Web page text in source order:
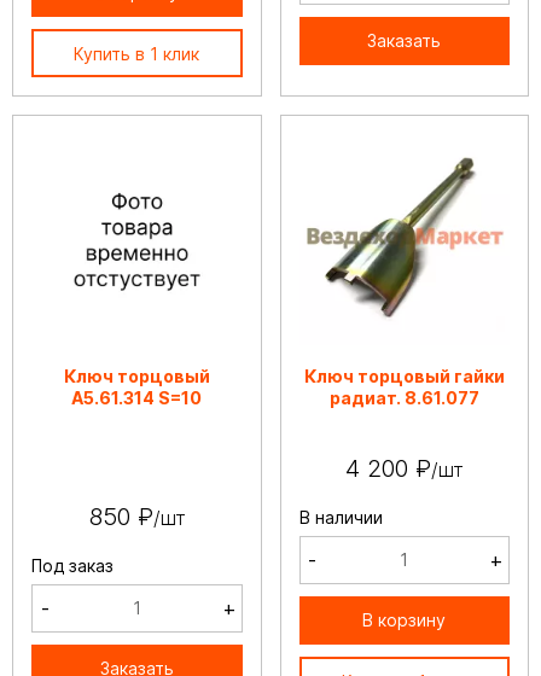
Купить в 1 клик
Заказать
Ключ торцовый
А5.61.314 S=10
850 ₽/шт
Под заказ
- +
Заказать
Ключ торцовый гайки
радиат. 8.61.077
4 200 ₽/шт
В наличии
- +
В корзину